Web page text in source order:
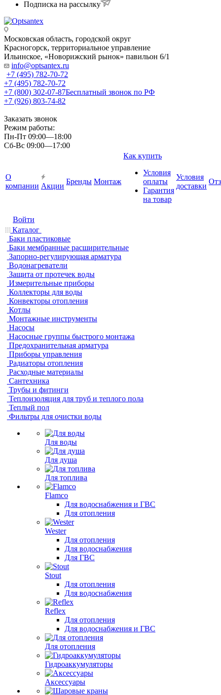
Подписка на рассылку
Московская область, городской округ
Красногорск, территориальное управление
Ильинское, «Новорижский рынок» павильон 6/1
info@optsantex.ru
+7 (495) 782-70-72
+7 (495) 782-70-72
+7 (800) 302-07-87Бесплатный звонок по РФ
+7 (926) 803-74-82
Заказать звонок
Режим работы:
Пн-Пт 09:00—18:00
Сб-Вс 09:00—17:00
О
компании Акции
Бренды Монтаж
Как купить
Условия
оплаты
Гарантия
на товар
Условия
доставки
Войти
Каталог
Баки пластиковые
Баки мембранные расширительные
Запорно-регулирующая арматура
Водонагреватели
Защита от протечек воды
Измерительные приборы
Коллекторы для воды
Конвекторы отопления
Котлы
Монтажные инструменты
Насосы
Насосные группы быстрого монтажа
Предохранительная арматура
Приборы управления
Радиаторы отопления
Расходные материалы
Сантехника
Трубы и фитинги
Теплоизоляция для труб и теплого пола
Теплый пол
Фильтры для очистки воды
Для воды
Для душа
Для топлива
Flamco
Для водоснабжения и ГВС
Для отопления
Wester
Для отопления
Для водоснабжения
Для ГВС
Stout
Для отопления
Для водоснабжения
Reflex
Для отопления
Для водоснабжения и ГВС
Для отопления
Гидроаккумуляторы
Аксессуары